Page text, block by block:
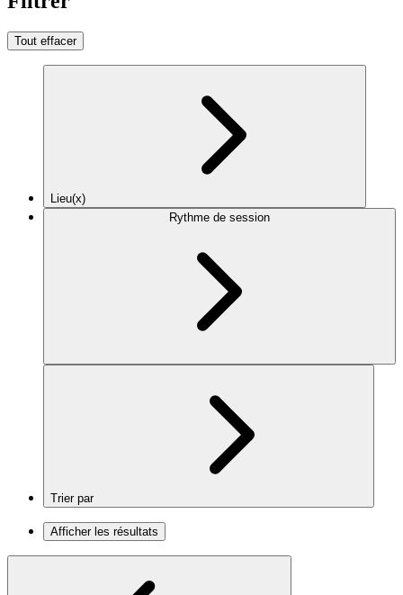
Tout effacer
Lieu(x)
Rythme de session
Trier par
Afficher les résultats